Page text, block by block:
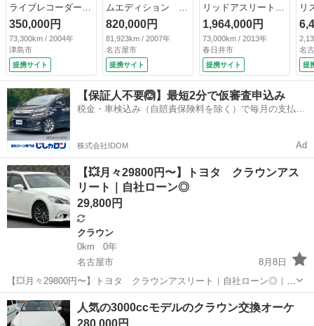
ライブレコーダー／
クルーズコントロー
ル／車検令和９年７
月／パワーシート／
オートライト／ＥＴ
Ｃ／純正ナビ／プッ
シュスタート／純正
アルミホイール／ス
テアリングスイッチ
／パーキングセンサ
ー／ＰＳ ＰＷ／
350,000円
73,300km / 2004年
津島市
提携サイト
ムエディション エ
アロ１９ＡＷローダ
ウン黒革調シートカ
バーＷナビＢカメラ
ＤＶＤＣＤＵＳＢ前
後クリアランスソナ
ーＥＴＣ前席パワー
シートクルコンプッ
シュスタート＆スマ
モーク張新品ダッシ
備付）
820,000円
81,923km / 2007年
名古屋市
提携サイト
リッドアスリート
Ｓ 新品タイヤ／純
正 ＳＤナビ／シー
トヒーター 前席／
ヘッドランプ ＨＩ
Ｄ／Ｂｌｕｅｔｏｏ
ｔｈ接続／ＥＴＣ／
クルーズコントロー
ル／バックモニター
1,964,000円
73,000km / 2013年
春日井市
提携サイト
リ
囲
イ
突
ム
ズ
ア
ス
名
提
【保証人不要🙆】最短2分で仮審査申込み
税金・車検込み（自賠責保険料を除く）で毎月の支払額
株式会社IDOM Ad
【💥月々29800円〜】トヨタ クラウンアス
リート｜自社ローン◎
29,800円
クラウン
0km
0年
名古屋市
8月8日
【💥月々29800円〜】トヨタ クラウンアスリート｜自社ローン◎｜
「自社ローン」「信用回復ローン」多数ローンのお取り扱いございま
す💡 ⚠当店へのお問い合わせ・審査・ご案内は、下記のLINEリンクか
らのみ受付...
愛知 名古屋市 クラウンアスリート
人気の3000ccモデルのクラウン交換オーケ
280,000円